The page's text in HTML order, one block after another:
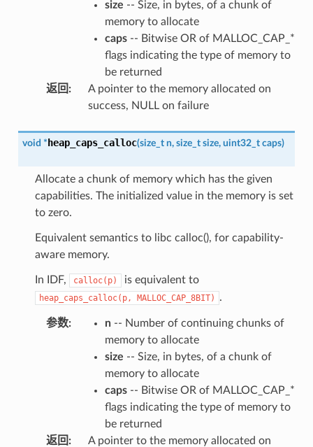
size -- Size, in bytes, of a chunk of
memory to allocate
caps-- Bitwise OR of MALLOC_CAP_*
flags indicating the type of memory to
be returned
返回 :
A pointer to the memory allocated on
success, NULL on failure
void * heap_caps_calloc(size_t n, size_t size, uint32_t caps)
Allocate a chunk of memory which has the given
capabilities. The initialized value in the memory is set
to zero.
Equivalent semantics to libc calloc(), for capability-
aware memory.
In IDF, calloc(p) is equivalent to
heap_caps_calloc(p, MALLOC_CAP_8BIT) .
参数: n-- Number of continuing chunks of
memory to allocate
size -- Size, in bytes, of a chunk of
memory to allocate
caps-- Bitwise OR of MALLOC_CAP_*
flags indicating the type of memory to
be returned
返回 :
A pointer to the memory allocated on